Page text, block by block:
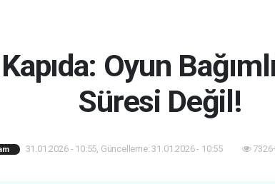
Oyun
Süresi Değil!
31.01.2026 - 10:55, Güncelleme: 31.01.2026 - 10:55